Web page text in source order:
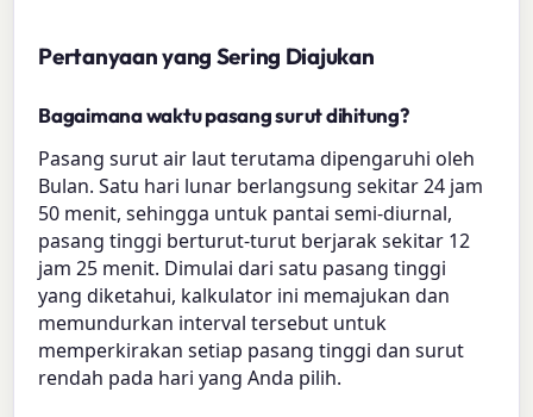
Pertanyaan yang Sering Diajukan
Bagaimana waktu pasang surut dihitung?
Pasang surut air laut terutama dipengaruhi oleh
Bulan. Satu hari lunar berlangsung sekitar 24 jam
50 menit, sehingga untuk pantai semi-diurnal,
pasang tinggi berturut-turut berjarak sekitar 12
jam 25 menit. Dimulai dari satu pasang tinggi
yang diketahui, kalkulator ini memajukan dan
memundurkan interval tersebut untuk
memperkirakan setiap pasang tinggi dan surut
rendah pada hari yang Anda pilih.